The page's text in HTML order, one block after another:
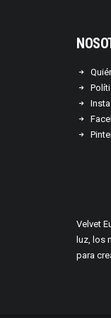
Velvet
luz, los
para